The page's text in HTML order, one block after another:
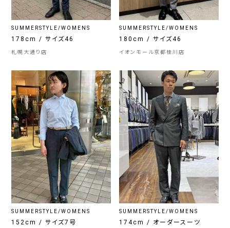
SUMMERSTYLE/WOMENS
178cm / サイズ46
札幌大通り店
SUMMERSTYLE/WOMENS
180cm / サイズ46
イオンモール京都桂川店
SUMMERSTYLE/WOMENS
152cm / サイズ7号
SUMMERSTYLE/WOMENS
174cm / オーダースーツ